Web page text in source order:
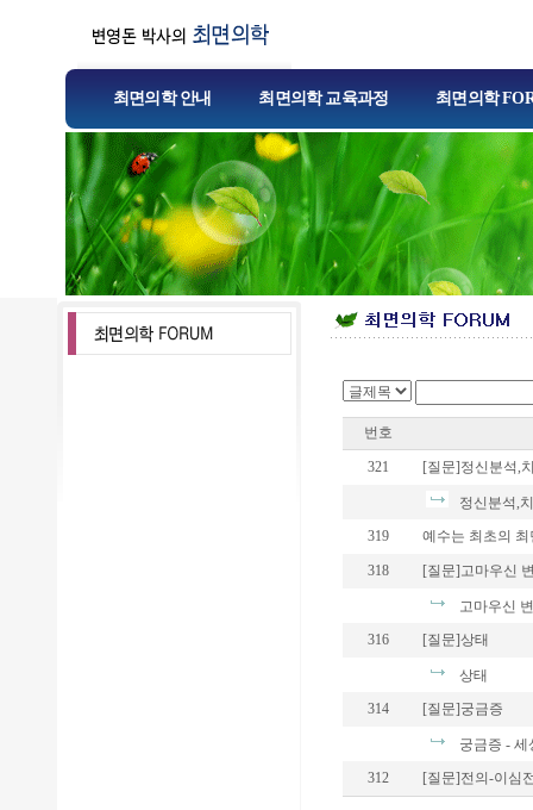
최면의학 안내 최면의학 교육과정 최면의학
번호
321 [질문]정신분석,
정신분석,
319
예수는 최초의 최
318 [질문]고마우신
고마우신
316
[질문]상태
상태
314
[질문]궁금증
궁금증 - 세
312
[질문]전의-이심